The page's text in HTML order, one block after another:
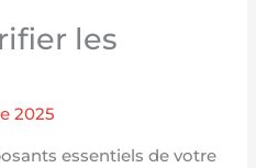
les
2025
essentiels de votre